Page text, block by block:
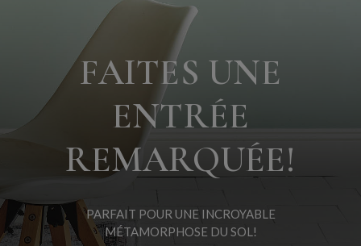
FAITES UNE
ENTRÉE
REMARQUÉE!
PARFAIT POUR UNE INCROYABLE
MÉTAMORPHOSE DU SOL!